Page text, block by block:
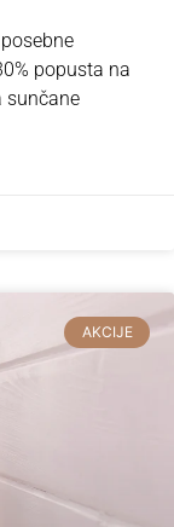
popusta na
sunčane
AKCIJE